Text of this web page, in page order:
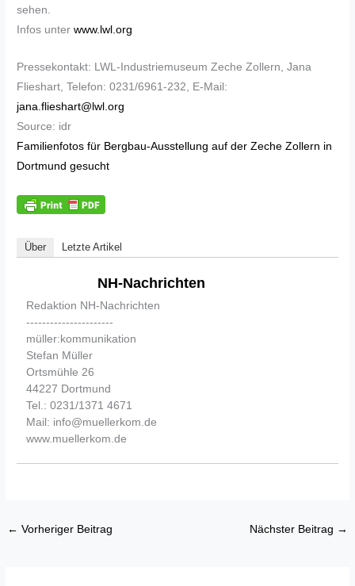
sehen.
Infos unterwww.lwl.org
Pressekontakt: LWL-Industriemuseum Zeche Zollern, Jana
Flieshart, Telefon: 0231/6961-232, E-Mail:
jana.flieshart@lwl.org
Source: idr
Familienfotos für Bergbau-Ausstellung auf der Zeche Zollern in
Dortmund gesucht
Über Letzte Artikel
NH-Nachrichten
Redaktion NH-Nachrichten
----------------------
müller:kommunikation
Stefan Müller
Ortsmühle 26
44227 Dortmund
Tel.: 0231/1371 4671
Mail: info@muellerkom.de
www.muellerkom.de
← Vorheriger Beitrag Nächster Beitrag →